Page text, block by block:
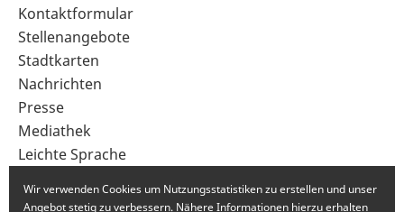
Sekundärnavigation
im
Fußbereich
Kontaktformular
Stellenangebote
Stadtkarten
Nachrichten
Presse
Mediathek
Leichte Sprache
Wir verwenden Cookies um Nutzungsstatistiken zu erstellen und unser
Angebot stetig zu verbessern. Nähere Informationen hierzu erhalten